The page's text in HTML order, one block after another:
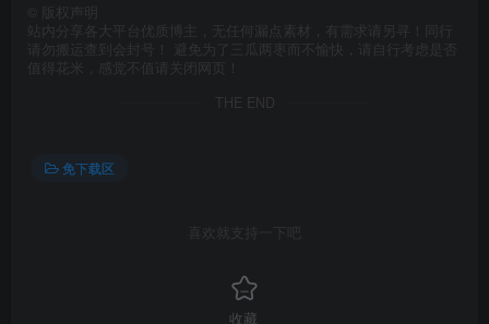
版权声明
站内分享各大平台优质博主，无任何漏点素材，有需求请另寻！同行
请勿搬运查到会封号！ 避免为了三瓜两枣而不愉快，请自行考虑是否
值得花米，感觉不值请关闭网页！
THE END
免下载区
喜欢就支持一下吧
收藏